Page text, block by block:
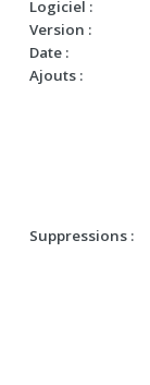
Logiciel :
Version :
Date :
Ajouts :
Suppressions :